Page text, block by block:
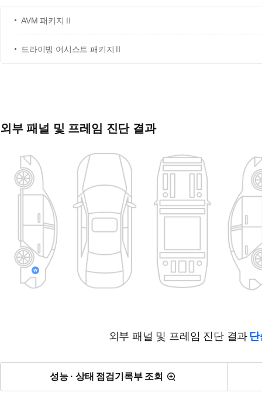
AVM 패키지Ⅱ
드라이빙 어시스트 패키지Ⅱ
외부 패널 및 프레임 진단 결과
외부 패널 및 프레임 진단 결과
성능 · 상태 점검기록부 조회